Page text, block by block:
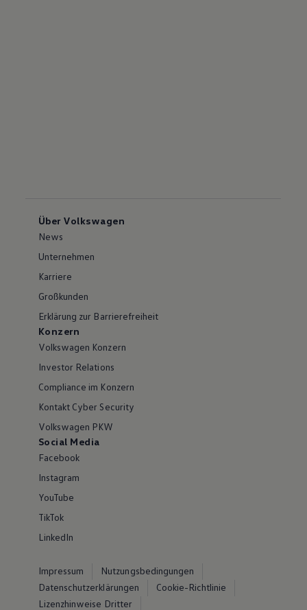
Über Volkswagen
News
Unternehmen
Karriere
Großkunden
Erklärung zur Barrierefreiheit
Konzern
Volkswagen Konzern
Investor Relations
Compliance im Konzern
Kontakt Cyber Security
Volkswagen PKW
Social Media
Facebook
Instagram
YouTube
TikTok
LinkedIn
Impressum
Nutzungsbedingungen
Datenschutzerklärungen
Cookie-Richtlinie
Lizenzhinweise Dritter